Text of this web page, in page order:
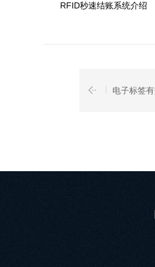
RFID秒速结账系统介绍
电子标签